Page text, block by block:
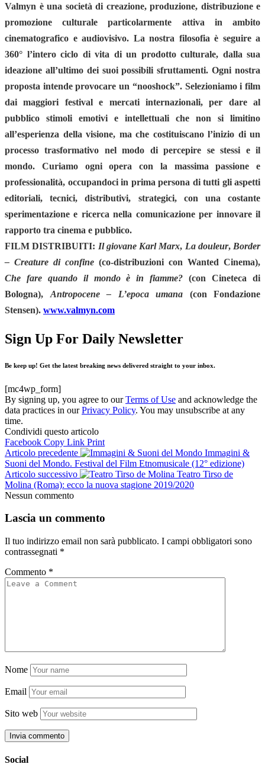
Valmyn è una società di creazione, produzione, distribuzione e
promozione culturale particolarmente attiva in ambito
cinematografico e audiovisivo. La nostra filosofia è seguire a
360° l’intero ciclo di vita di un prodotto culturale, dalla sua
ideazione all’ultimo dei suoi possibili sfruttamenti. Ogni nostra
proposta intende provocare un “nooshock”. Selezioniamo i film
dai maggiori festival e mercati internazionali, per dare al
pubblico stimoli emotivi e intellettuali che non si limitino
all’esperienza della visione, ma che costituiscano l’inizio di un
processo trasformativo nel modo di percepire se stessi e il
mondo. Curiamo ogni opera con la massima passione e
professionalità, occupandoci in prima persona di tutti gli aspetti
editoriali, tecnici, distributivi, strategici, con una costante
sperimentazione e ricerca nella comunicazione per innovare il
rapporto tra cinema e pubblico.
FILM DISTRIBUITI: Il giovane Karl Marx, La douleur, Border
– Creature di confine (co-distribuzioni con Wanted Cinema),
Che fare quando il mondo è in fiamme? (con Cineteca di
Bologna), Antropocene – L’epoca umana (con Fondazione
Stensen). www.valmyn.com
Sign Up For Daily Newsletter
Be keep up! Get the latest breaking news delivered straight to your inbox.
[mc4wp_form]
By signing up, you agree to ourTerms of Use and acknowledge the
data practices in ourPrivacy Policy. You may unsubscribe at any
time.
Condividi questo articolo
Facebook Copy Link Print
Articolo precedente
Immagini &
Suoni del Mondo. Festival del Film Etnomusicale (12° edizione)
Articolo successivo
Teatro Tirso de
Molina (Roma): ecco la nuova stagione 2019/2020
Nessun commento
Lascia un commento
Il tuo indirizzo email non sarà pubblicato. I campi obbligatori sono
contrassegnati *
Commento *
Nome
Email
Sito web
Social